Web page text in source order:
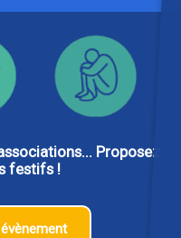
Proposez
festifs !